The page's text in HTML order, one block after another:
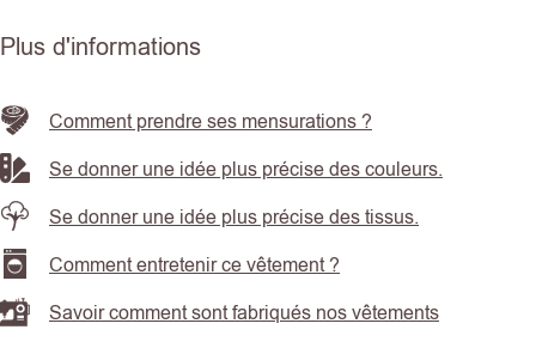
Plus d'informations
Comment prendre ses mensurations ?
Se donner une idée plus précise des couleurs.
Se donner une idée plus précise des tissus.
Comment entretenir ce vêtement ?
Savoir comment sont fabriqués nos vêtements